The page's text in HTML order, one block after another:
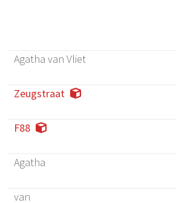
Agatha van Vliet
Zeugstraat
F88
Agatha
van